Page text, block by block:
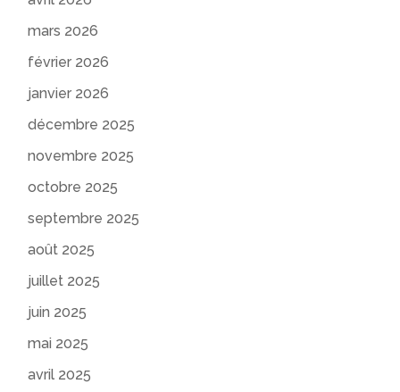
mars 2026
février 2026
janvier 2026
décembre 2025
novembre 2025
octobre 2025
septembre 2025
août 2025
juillet 2025
juin 2025
mai 2025
avril 2025